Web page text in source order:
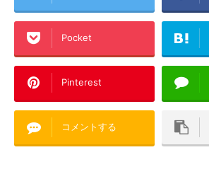
Pocket
Pinterest
コメントする